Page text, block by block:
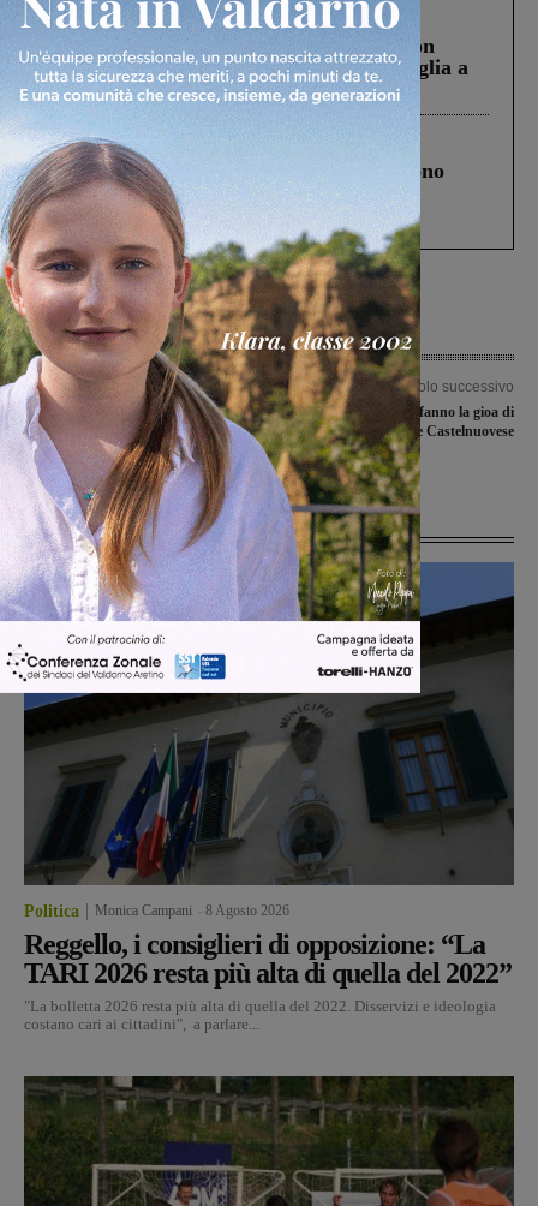
Cronaca 3 Agosto 2026
Scomparso da una struttura di Castiglion
Fiorentino l’uomo che aveva ucciso la figlia a
Levane nel 2020
Cronaca 4 Agosto 2026
Un anno fa la strage in A1 in cui morirono
Gianni, Giulia e Franco. Lo schianto, il
processo, lo stop ai sorpassi fra tir....
Articolo precedente
Cantiere al casello di Incisa Reggello,
Cna si rivolge alla Metrocittà: “Deve
intervenire con urgenza”
Articolo successivo
Le reti di Sala e Dati fanno la gioa di
Bucinese e Castelnuovese
Ultime Notizie
Politica Monica Campani 8 Agosto 2026
Reggello, i consiglieri di opposizione: “La
TARI 2026 resta più alta di quella del 2022”
"La bolletta 2026 resta più alta di quella del 2022. Disservizi e ideologia
costano cari ai cittadini", a parlare...